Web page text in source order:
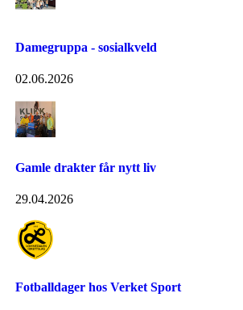
Damegruppa - sosialkveld
02.06.2026
Gamle drakter får nytt liv
29.04.2026
Fotballdager hos Verket Sport